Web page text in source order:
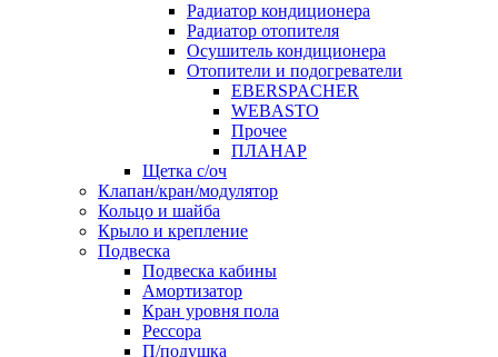
Радиатор кондиционера
Радиатор отопителя
Осушитель кондиционера
Отопители и подогреватели
EBERSPACHER
WEBASTO
Прочее
ПЛАНАР
Щетка с/оч
Клапан/кран/модулятор
Кольцо и шайба
Крыло и крепление
Подвеска
Подвеска кабины
Амортизатор
Кран уровня пола
Рессора
П/подушка